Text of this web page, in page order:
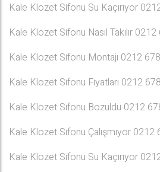
Kale Klozet Sifonu Su Kaçırıyor
Kale Klozet Sifonu Nasıl Takılır
Kale Klozet Sifonu Montajı 0212
Kale Klozet Sifonu Fiyatları 0212
Kale Klozet Sifonu Bozuldu 0212
Kale Klozet Sifonu Çalışmıyor 0212
Kale Klozet Sifonu Su Kaçırıyor